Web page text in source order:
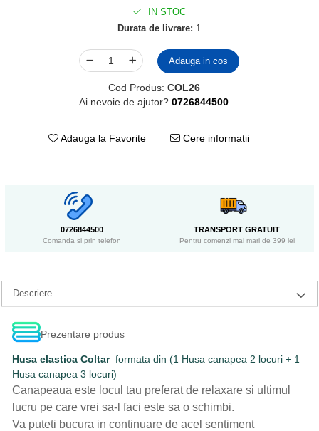
IN STOC
Durata de livrare: 1
Adauga in cos
Cod Produs: COL26
Ai nevoie de ajutor? 0726844500
Adauga la Favorite Cere informatii
0726844500
Comanda si prin telefon
TRANSPORT GRATUIT
Pentru comenzi mai mari de 399 lei
Descriere
Prezentare produs
Husa elastica Coltarformata din (1 Husa canapea 2 locuri + 1
Husa canapea 3 locuri)
Canapeaua este locul tau preferat de relaxare si ultimul
lucru pe care vrei sa-l faci este sa o schimbi.
Va puteti bucura in continuare de acel sentiment